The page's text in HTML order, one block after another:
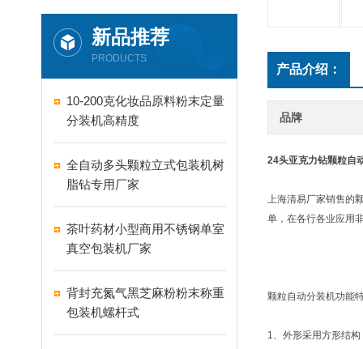
新品推荐
PRODUCTS
10-200克化妆品原料粉末定量
分装机高精度
全自动多头颗粒立式包装机树
脂钻专用厂家
茶叶药材小型商用不锈钢单室
真空包装机厂家
背封充氮气黑芝麻粉粉末称重
包装机螺杆式
产品介绍：
品牌
24头亚克力钻颗粒自
上海清易厂家销售的
单，在各行各业应用
颗粒自动分装机功能
1、外形采用方形结